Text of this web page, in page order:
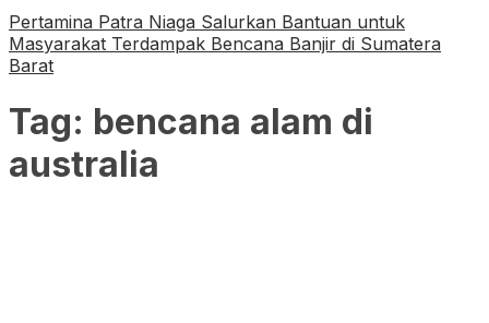
Pertamina Patra Niaga Salurkan Bantuan untuk
Masyarakat Terdampak Bencana Banjir di Sumatera
Barat
Tag: bencana alam di
australia